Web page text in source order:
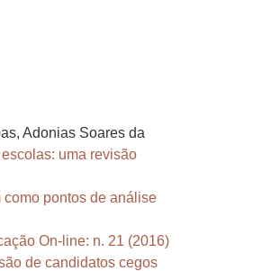
Adonias Soares da
uma revisão
pontos de análise
On-line: n. 21 (2016)
de candidatos cegos